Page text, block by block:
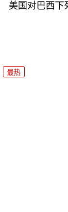
美国对巴西下
最热